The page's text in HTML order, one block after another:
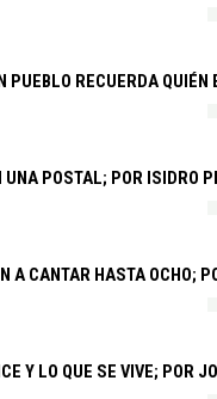
RECUERDA QUIÉN
POSTAL; POR ISIDRO
A CANTAR HASTA OCHO;
Y LO QUE SE VIVE; POR